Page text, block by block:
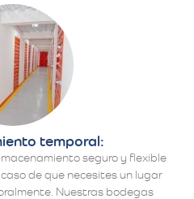
temporal:
seguro y flexible
de que necesites un lugar
Nuestras bodegas